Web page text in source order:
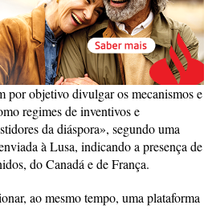
por objetivo divulgar os mecanismos e
regimes de inventivos e
da diáspora», segundo uma
à Lusa, indicando a presença de
do Canadá e de França.
ao mesmo tempo, uma plataforma